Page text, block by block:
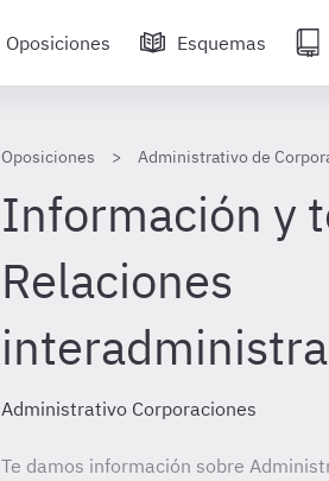
Oposiciones Esquemas
Oposiciones Administrativo de
Información y
Relaciones
Administrativo Corporaciones
Te damos información sobre